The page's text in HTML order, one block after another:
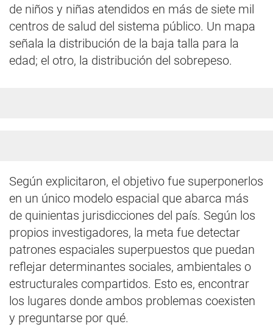
de niños y niñas atendidos en más de siete mil
centros de salud del sistema público. Un mapa
señala la distribución de la baja talla para la
edad; el otro, la distribución del sobrepeso.
Según explicitaron, el objetivo fue superponerlos
en un único modelo espacial que abarca más
de quinientas jurisdicciones del país. Según los
propios investigadores, la meta fue detectar
patrones espaciales superpuestos que puedan
reflejar determinantes sociales, ambientales o
estructurales compartidos. Esto es, encontrar
los lugares donde ambos problemas coexisten
y preguntarse por qué.